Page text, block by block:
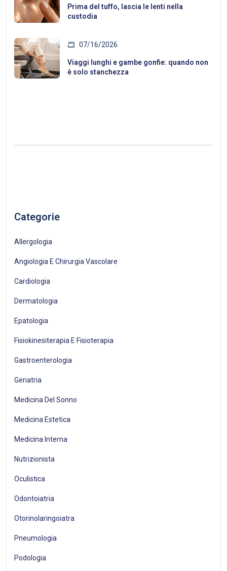
Prima del tuffo, lascia le lenti nella
custodia
07/16/2026
Viaggi lunghi e gambe gonfie: quando non
è solo stanchezza
Categorie
Allergologia
Angiologia E Chirurgia Vascolare
Cardiologia
Dermatologia
Epatologia
Fisiokinesiterapia E Fisioterapia
Gastroenterologia
Geriatria
Medicina Del Sonno
Medicina Estetica
Medicina Interna
Nutrizionista
Oculistica
Odontoiatria
Otorinolaringoiatra
Pneumologia
Podologia